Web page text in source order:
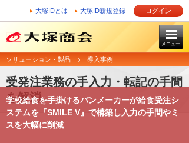
大塚IDとは 大塚ID新規登録 ログイン
メニュー
ソリューション・製品 導入事例
受発注業務の手入力・転記の手間
を解消
学校給食を手掛けるパンメーカーが給食受注シ
ステムを『SMILE V』で構築し入力の手間やミ
スを大幅に削減